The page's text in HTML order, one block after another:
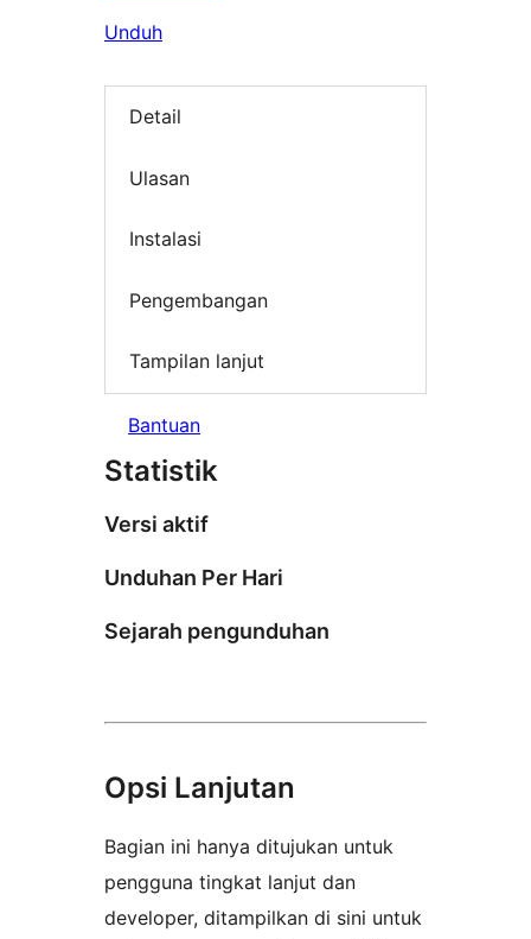
Unduh
Detail
Ulasan
Instalasi
Pengembangan
Tampilan lanjut
Bantuan
Statistik
Versi aktif
Unduhan Per Hari
Sejarah pengunduhan
Opsi Lanjutan
Bagian ini hanya ditujukan untuk
pengguna tingkat lanjut dan
developer, ditampilkan di sini untuk